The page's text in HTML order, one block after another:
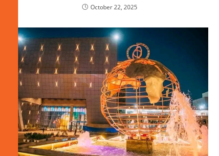
October 22, 2025